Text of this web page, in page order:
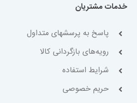
خدمات مشتریان
پاسخ به پرسشهای متداول
رویه‌های بازگردانی کالا
شرایط استفاده
حریم خصوصی